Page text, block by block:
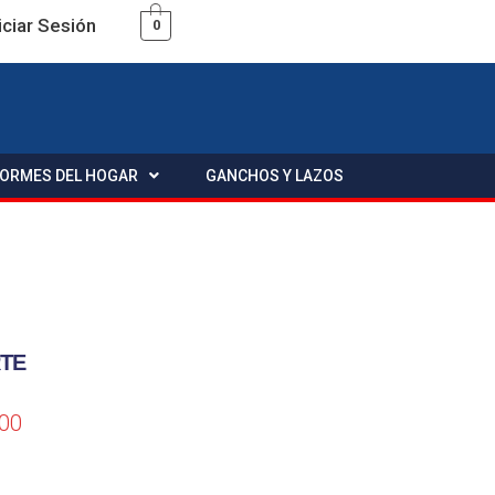
Sesión 0
DEL HOGAR GANCHOS Y LAZOS